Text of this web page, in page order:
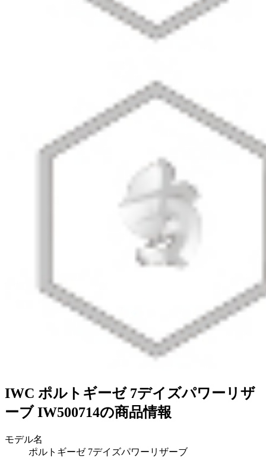
IWC ポルトギーゼ 7デイズパワーリザ
ーブ IW500714の商品情報
モデル名
ポルトギーゼ 7デイズパワーリザーブ